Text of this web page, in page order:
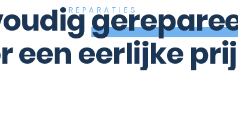
REPARATIES
een eerlijke